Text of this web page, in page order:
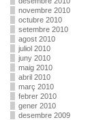
novembre 2010
octubre 2010
setembre 2010
agost 2010
juliol 2010
juny 2010
maig 2010
abril 2010
març 2010
febrer 2010
gener 2010
desembre 2009